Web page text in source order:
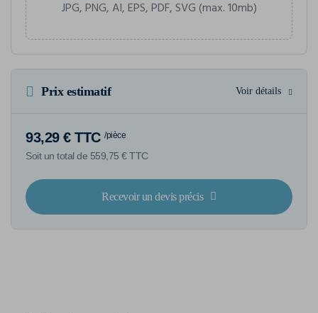
JPG, PNG, AI, EPS, PDF, SVG (max. 10mb)
Prix estimatif Voir détails
93,29 € TTC /pièce
Soit un total de 559,75 € TTC
Recevoir un devis précis